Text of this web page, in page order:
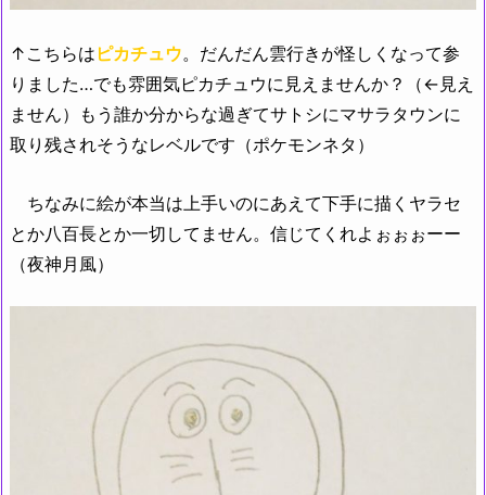
↑こちらは ピカチュウ。だんだん雲行きが怪しくなって参
りました…でも雰囲気ピカチュウに見えませんか？（←見え
ません）もう誰か分からな過ぎてサトシにマサラタウンに
取り残されそうなレベルです（ポケモンネタ）
ちなみに絵が本当は上手いのにあえて下手に描くヤラセ
とか八百長とか一切してません。信じてくれよぉぉぉーー
（夜神月風）